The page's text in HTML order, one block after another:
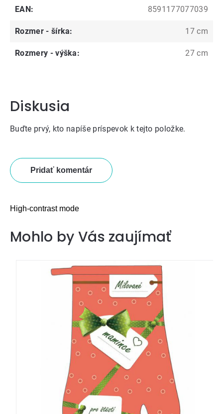
EAN: 8591177077039
Rozmer - šírka: 17 cm
Rozmery - výška: 27 cm
Diskusia
Buďte prvý, kto napíše príspevok k tejto položke.
Pridať komentár
High-contrast mode
Mohlo by Vás zaujímať